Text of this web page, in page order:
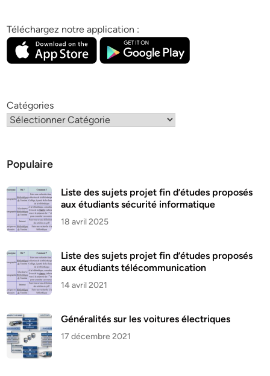
Téléchargez notre application :
Catégories
Populaire
Liste des sujets projet fin d’études proposés
aux étudiants sécurité informatique
18 avril 2025
Liste des sujets projet fin d’études proposés
aux étudiants télécommunication
14 avril 2021
Généralités sur les voitures électriques
17 décembre 2021